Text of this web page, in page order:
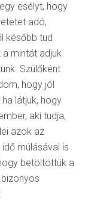
esélyt, hogy
adó,
később tud
a mintát adjuk
Szülőként
hogy jól
látjuk, hogy
aki tudja,
azok az
múlásával is
betöltöttük a